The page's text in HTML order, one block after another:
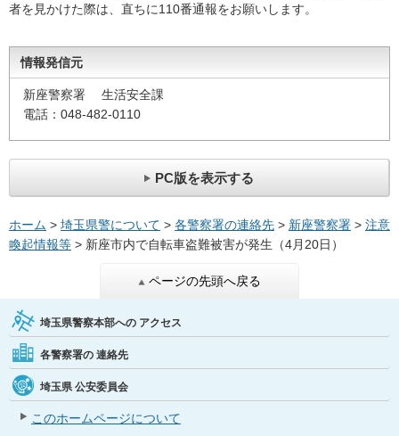
者を見かけた際は、直ちに110番通報をお願いします。
情報発信元
新座警察署 生活安全課
電話：048-482-0110
PC版を表示する
ホーム > 埼玉県警について > 各警察署の連絡先 > 新座警察署 > 注意
喚起情報等 > 新座市内で自転車盗難被害が発生（4月20日）
ページの先頭へ戻る
埼玉県警察本部への アクセス
各警察署の 連絡先
埼玉県 公安委員会
このホームページについて